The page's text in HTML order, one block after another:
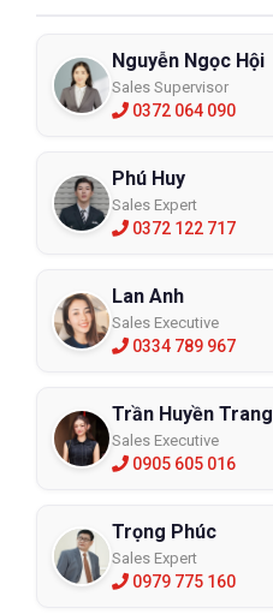
Nguyễn Ngọc Hội
Sales Supervisor
0372 064 090
Phú Huy
Sales Expert
0372 122 717
Lan Anh
Sales Executive
0334 789 967
Trần Huyền Trang
Sales Executive
0905 605 016
Trọng Phúc
Sales Expert
0979 775 160